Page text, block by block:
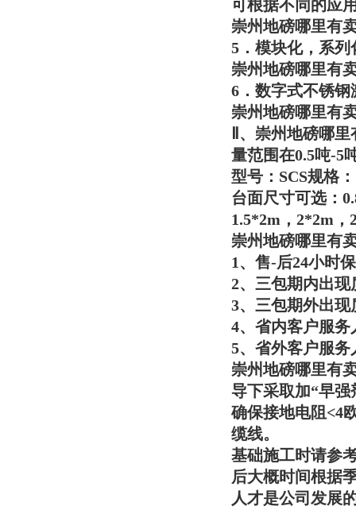
可根据不同的应
崇州地磅哪里有
5．模块化，系
崇州地磅哪里有
6．数字式不锈
崇州地磅哪里有
Ⅱ、 崇州地磅哪里
量范围在0.5吨-5
型号：SCS规格
台面尺寸可选：
1.5*2m，2*2m
崇州地磅哪里有
1、售-后24小时
2、三包期内出
3、三包期外出
4、省内客户服务
5、省外客户服
崇州地磅哪里有
导下采取加“早
确保接地电阻<4
缆线。
基础施工时请参
后大概时间根据
人才是公司发展